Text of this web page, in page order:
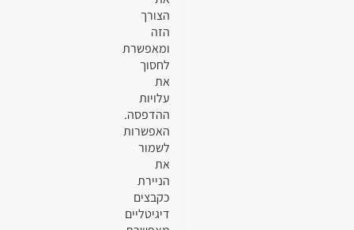
הצורך
הזה
ומאפשרת
לחסוך
את
עלויות
ההדפסה.
האפשרות
לשמור
את
הניירת
כקבצים
דיגיטליים